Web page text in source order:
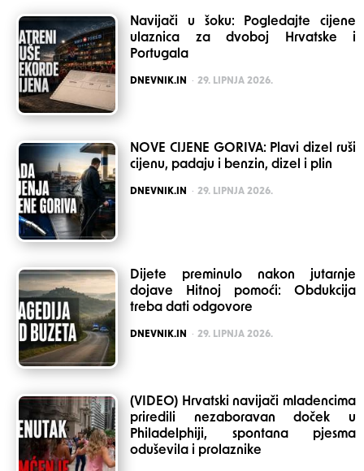
Navijači u šoku: Pogledajte cijene
ulaznica za dvoboj Hrvatske i
Portugala
POSTED
DNEVNIK.IN 29. LIPNJA 2026.
NOVE CIJENE GORIVA: Plavi dizel ruši
cijenu, padaju i benzin, dizel i plin
POSTED
DNEVNIK.IN 29. LIPNJA 2026.
Dijete preminulo nakon jutarnje
dojave Hitnoj pomoći: Obdukcija
treba dati odgovore
POSTED
DNEVNIK.IN 29. LIPNJA 2026.
(VIDEO) Hrvatski navijači mladencima
priredili nezaboravan doček u
Philadelphiji, spontana pjesma
oduševila i prolaznike